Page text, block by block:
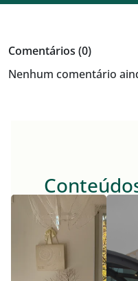
Comentários (0)
Nenhum comentário